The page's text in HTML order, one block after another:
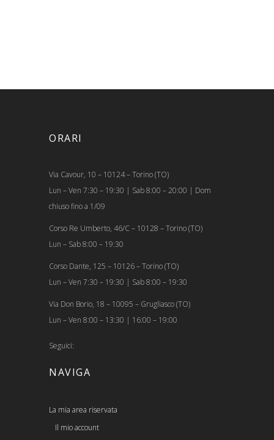
ORARI
Via Cavour, 10 – 10124 – Torino (TO)
Lun – Ven 7:30 – 19:30 | Sab 8:00 – 20:00 | Dom
chiuso fino a 1/09
Corso Re Umberto, 46/C – 10128 – Torino (TO)
Lun – Sab 8:00 – 19:30
Corso Dante, 125 – 10126 – Torino (TO)
Lun – Ven 7:30 – 19:30 | Sab 8:00 – 19:30
Via Don Borio, 18 – 10095 – Grugliasco (TO)
Lun – Ven 8:00 – 13:30 | 16:00 – 19:00
Seguici:
NAVIGA
La mia area riservata
Il mio account